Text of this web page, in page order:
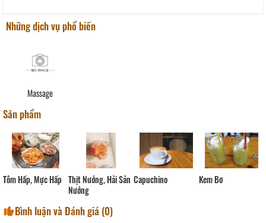
Những dịch vụ phổ biến
Massage
Sản phẩm
Tôm Hấp, Mực Hấp Thịt Nướng, Hải Sản
Nướng
Capuchino Kem Bơ
Bình luận và Đánh giá (0)